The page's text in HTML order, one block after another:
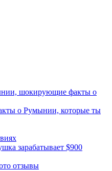
о Румынии, которые ты
зарабатывает $900